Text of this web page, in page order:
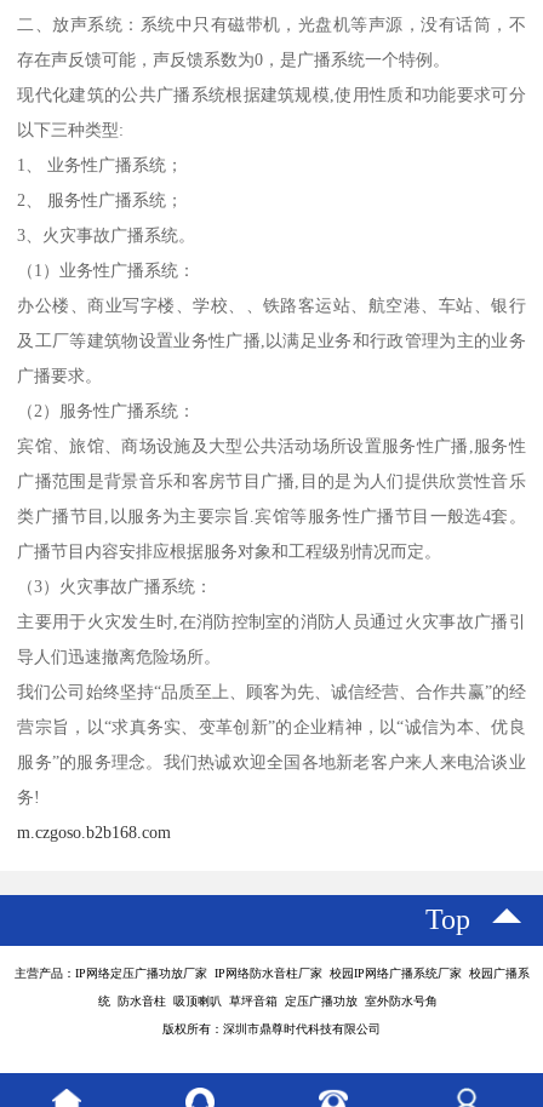
二、放声系统：系统中只有磁带机，光盘机等声源，没有话筒，不
存在声反馈可能，声反馈系数为0，是广播系统一个特例。
现代化建筑的公共广播系统根据建筑规模,使用性质和功能要求可分
以下三种类型:
1、 业务性广播系统；
2、 服务性广播系统；
3、火灾事故广播系统。
（1）业务性广播系统：
办公楼、商业写字楼、学校、、铁路客运站、航空港、车站、银行
及工厂等建筑物设置业务性广播,以满足业务和行政管理为主的业务
广播要求。
（2）服务性广播系统：
宾馆、旅馆、商场设施及大型公共活动场所设置服务性广播,服务性
广播范围是背景音乐和客房节目广播,目的是为人们提供欣赏性音乐
类广播节目,以服务为主要宗旨.宾馆等服务性广播节目一般选4套。
广播节目内容安排应根据服务对象和工程级别情况而定。
（3）火灾事故广播系统：
主要用于火灾发生时,在消防控制室的消防人员通过火灾事故广播引
导人们迅速撤离危险场所。
我们公司始终坚持“品质至上、顾客为先、诚信经营、合作共赢”的经
营宗旨，以“求真务实、变革创新”的企业精神，以“诚信为本、优良
服务”的服务理念。我们热诚欢迎全国各地新老客户来人来电洽谈业
务!
m.czgoso.b2b168.com
Top
主营产品：IP网络定压广播功放厂家 IP网络防水音柱厂家 校园IP网络广播系统厂家 校园广播系
统 防水音柱 吸顶喇叭 草坪音箱 定压广播功放 室外防水号角
版权所有：深圳市鼎尊时代科技有限公司